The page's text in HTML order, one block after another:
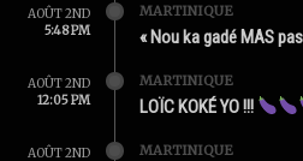
AOÛT 2ND
5:48 PM
MARTINIQUE
« Nou ka gadé MAS
AOÛT 2ND
12:05 PM
MARTINIQUE
LOÏC KOKÉ YO !!!
AOÛT 2ND
MARTINIQUE